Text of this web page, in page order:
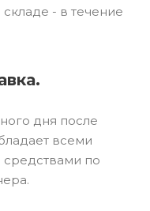
- в течение
дня после
всеми
по